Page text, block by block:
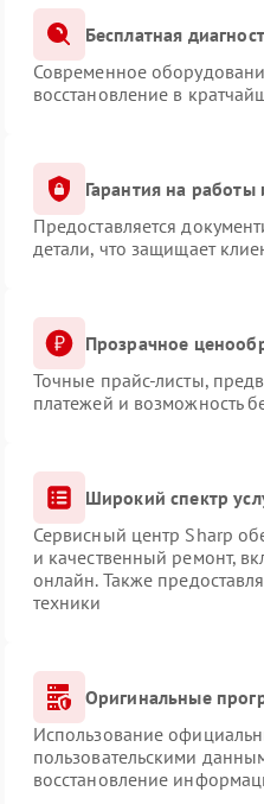
Бесплатная
Современное
восстановление в
Гарантия на работы
Предоставляется
детали, что защищает
Прозрачное
Точные прайс-листы,
платежей и возможность
Широкий спектр
Сервисный центр Sharp
и качественный ремонт,
онлайн. Также
техники
Оригинальные
Использование
пользовательскими
восстановление